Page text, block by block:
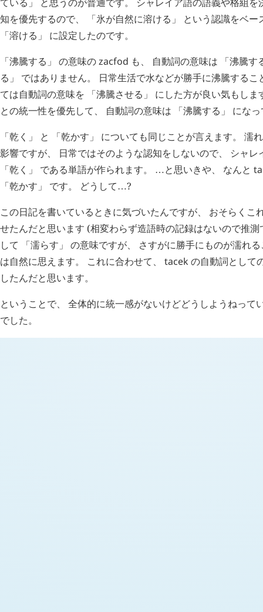
知を優先するので、 「氷が自然に溶ける」 という認識をベ
「溶ける」 に設定したのです。
「沸騰する」 の意味のzacfod も、 自動詞の意味は 「沸騰
る」 ではありません。 日常生活で水などが勝手に沸騰する
ては自動詞の意味を 「沸騰させる」 にした方が良い気もし
との統一性を優先して、 自動詞の意味は 「沸騰する」 にな
「乾く」 と 「乾かす」 についても同じことが言えます。 濡
影響ですが、 日常ではそのような認知をしないので、 シャ
「乾く」 である単語が作られます。
…と思いきや、 なんと
「乾かす」 です。 どうして…?
この日記を書いているときに気づいたんですが、 おそらくこ
せたんだと思います (相変わらず造語時の記録はないので推
して 「濡らす」 の意味ですが、 さすがに勝手にものが濡れ
は自然に思えます。 これに合わせて、 tacek の自動詞として
したんだと思います。
ということで、 全体的に統一感がないけどどうしようねって
でした。